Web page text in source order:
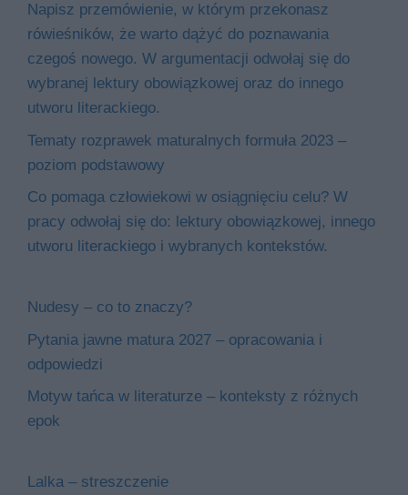
Napisz przemówienie, w którym przekonasz
rówieśników, że warto dążyć do poznawania
czegoś nowego. W argumentacji odwołaj się do
wybranej lektury obowiązkowej oraz do innego
utworu literackiego.
Tematy rozprawek maturalnych formuła 2023 –
poziom podstawowy
Co pomaga człowiekowi w osiągnięciu celu? W
pracy odwołaj się do: lektury obowiązkowej, innego
utworu literackiego i wybranych kontekstów.
Nudesy – co to znaczy?
Pytania jawne matura 2027 – opracowania i
odpowiedzi
Motyw tańca w literaturze – konteksty z różnych
epok
Lalka – streszczenie